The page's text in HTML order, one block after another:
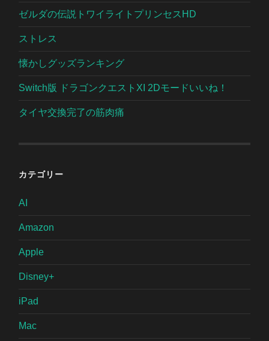
ゼルダの伝説トワイライトプリンセスHD
ストレス
懐かしグッズランキング
Switch版 ドラゴンクエストXI 2Dモードいいね！
タイヤ交換完了の筋肉痛
カテゴリー
AI
Amazon
Apple
Disney+
iPad
Mac